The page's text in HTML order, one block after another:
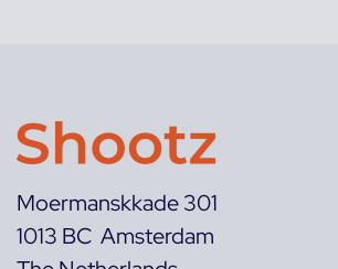
Moermanskkade 301
1013 BC Amsterdam